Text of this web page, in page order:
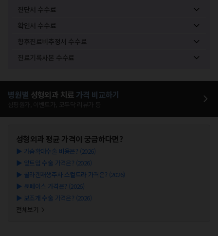
진단서 수수료
확인서 수수료
향후진료비추정서 수수료
진료기록사본 수수료
병원별 성형외과 치료 가격 비교하기
성형외과 평균 가격이 궁금하다면?
▶ 가슴확대수술 비용은? (2026)
▶ 앞트임 수술 가격은? (2026)
▶ 콜라겐재생주사 스컬트라 가격은? (2026)
▶ 튠페이스 가격은? (2026)
▶ 보조개 수술 가격은? (2026)
전체보기